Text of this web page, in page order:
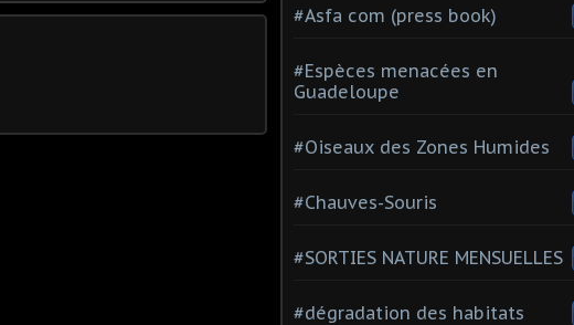
#Asfa com (press book)
#Espèces menacées en
Guadeloupe
#Oiseaux des Zones Humides
#Chauves-Souris
#SORTIES NATURE MENSUELLES
#dégradation des habitats